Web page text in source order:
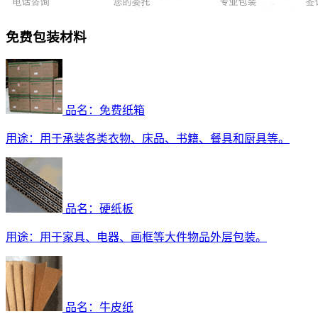
免费包装材料
品名：免费纸箱
用途： 用于承装各类衣物、床品、书籍、餐具和厨具等。
品名：硬纸板
用途： 用于家具、电器、画框等大件物品外层包装。
品名：牛皮纸